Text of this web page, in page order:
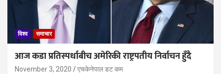
विश्व समाचार
आज कडा प्रतिस्पर्धाबीच अमेरिकी राष्ट्रपतीय निर्वाचन हुँदै
November 3, 2020 एचकेनेपाल डट कम